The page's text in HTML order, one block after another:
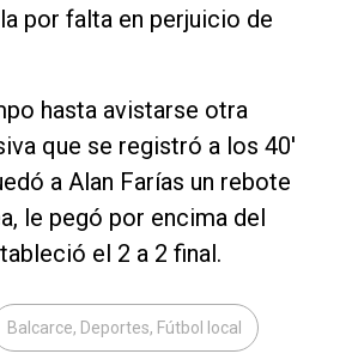
por falta en perjuicio de
hasta avistarse otra
que se registró a los 40'
a Alan Farías un rebote
le pegó por encima del
el 2 a 2 final.
Balcarce, Deportes, Fútbol local